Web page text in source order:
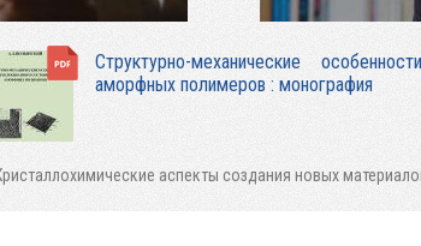
Структурно-механические
аморфных полимеров : монография
аспекты создания новых